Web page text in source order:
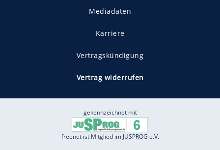
Mediadaten
Karriere
Vertragskündigung
Vertrag widerrufen
gekennzeichnet mit
freenet ist Mitglied im JUSPROG e.V.